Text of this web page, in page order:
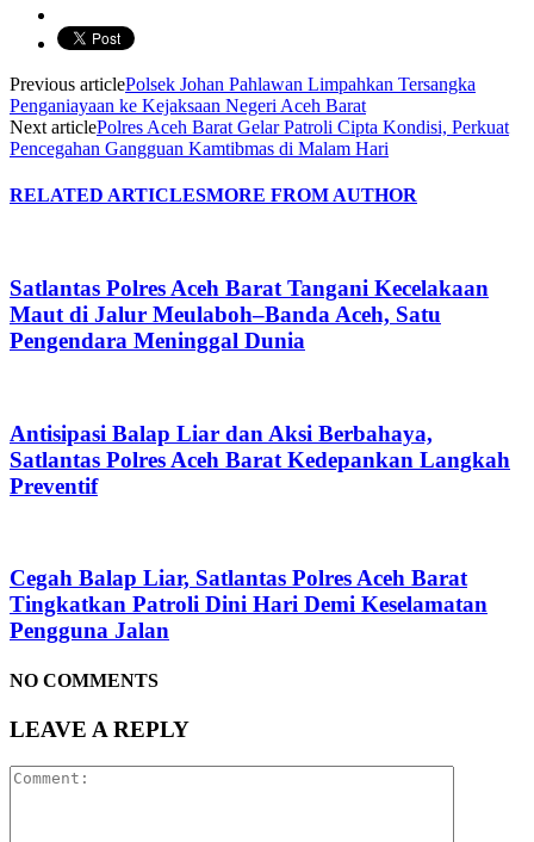
Previous articlePolsek Johan Pahlawan Limpahkan Tersangka
Penganiayaan ke Kejaksaan Negeri Aceh Barat
Next articlePolres Aceh Barat Gelar Patroli Cipta Kondisi, Perkuat
Pencegahan Gangguan Kamtibmas di Malam Hari
RELATED ARTICLESMORE FROM AUTHOR
Satlantas Polres Aceh Barat Tangani Kecelakaan
Maut di Jalur Meulaboh–Banda Aceh, Satu
Pengendara Meninggal Dunia
Antisipasi Balap Liar dan Aksi Berbahaya,
Satlantas Polres Aceh Barat Kedepankan Langkah
Preventif
Cegah Balap Liar, Satlantas Polres Aceh Barat
Tingkatkan Patroli Dini Hari Demi Keselamatan
Pengguna Jalan
NO COMMENTS
LEAVE A REPLY